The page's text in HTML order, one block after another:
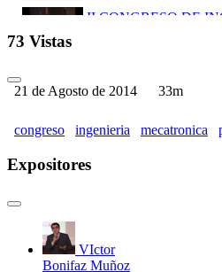
II CONGRESO DE
II CONGRESO DE
II CONGRESO DE
MECATRÓNICA DEL
II CONGRESO DE
73 Vistas
21 de Agosto de 2014 33m
congreso ingenieria mecatronica
Expositores
VIctor
Bonifaz Muñoz